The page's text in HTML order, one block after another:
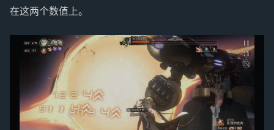
在这两个数值上。